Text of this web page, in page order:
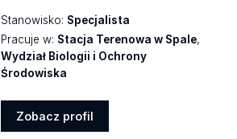
Stanowisko: Specjalista
Pracuje w: Stacja Terenowa w Spale,
Wydział Biologii i Ochrony
Środowiska
Zobacz profil